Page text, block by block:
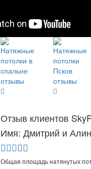
Отзыв клиентов
Имя: Дмитрий и
Общая площадь натянутых